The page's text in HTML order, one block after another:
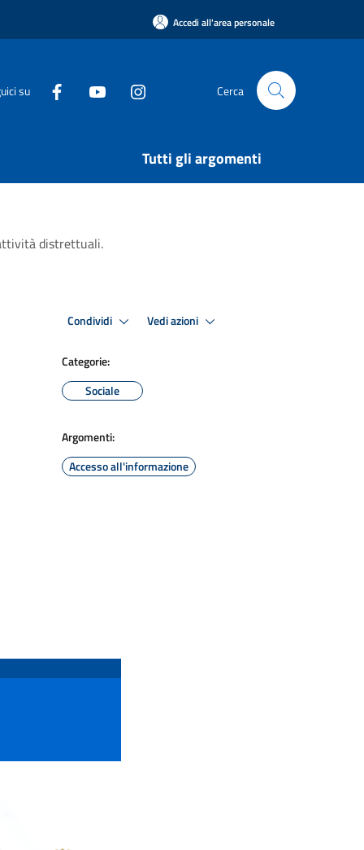
Accedi all'area personale
su Cerca
Tutti gli argomenti
distrettuali.
Condividi Vedi azioni
Categorie:
Sociale
Argomenti:
Accesso all'informazione